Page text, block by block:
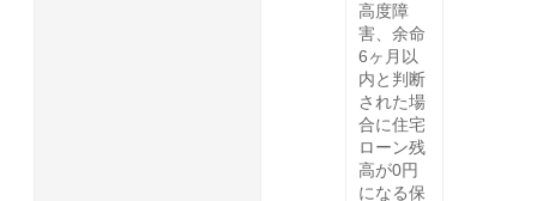
高度障
害、余命
6ヶ月以
内と判断
された場
合に住宅
ローン残
高が0円
になる保